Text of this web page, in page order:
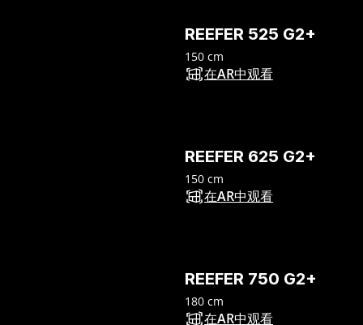
REEFER 525 G2+
150 cm
在AR中观看
REEFER 625 G2+
150 cm
在AR中观看
REEFER 750 G2+
180 cm
在AR中观看